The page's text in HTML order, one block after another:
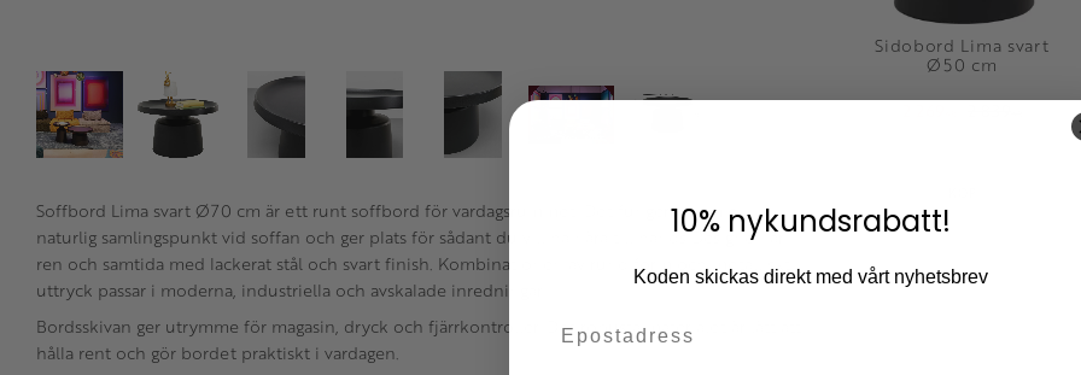
Sidobord Lima svart
Ø50 cm
Soffbord Lima svart Ø70 cm är ett runt soffbord för vardagsrummet. Det fungerar som en
naturlig samlingspunkt vid soffan och ger plats för sådant du vill ha nära till hands.Designen är
ren och samtida med lackerat stål och svart finish. Kombinationen av rund form och metalliskt
uttryck passar i moderna, industriella och avskalade inredningar.
Bordsskivan ger utrymme för magasin, dryck och fjärrkontroller. Det robusta materialet är lätt att
hålla rent och gör bordet praktiskt i vardagen.
10% nykundsrabatt!
Koden skickas direkt med vårt nyhetsbrev